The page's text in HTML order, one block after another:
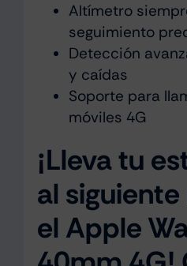
Altímetro
seguimiento
Detección
y caídas
Soporte para
móviles 4G
¡Lleva tu
al
el Apple